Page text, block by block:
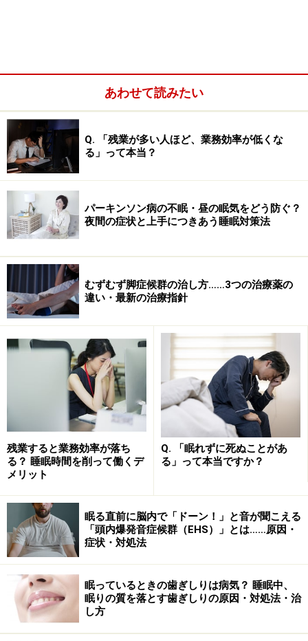
「花粉症の薬を飲むと眠くなる」理由
に含まれているくしゃみや鼻水を抑えるための成分「抗
ヒスタミン薬」の副作用です。
ヒスタミンのはたらきについては、上でご説明した通
り。花粉症の症状を抑えるために抗ヒスタミン薬を飲む
と、脳でもヒスタミンの働きがブロックされてしまうた
め、起きていられなくなり、だんだん眠くなってくるの
第2世代の抗ヒスタミン薬は副作用の眠気が
少ないのが特徴
花粉に触れないことも、大切です
同じ抗ヒスタミン薬でも、眠気が少ないものもありま
す。「第2世代」と呼ばれるもので、第1世代の抗ヒスタ
ミン薬に比べて、副作用が少なくなりました。最近では
医療機関で処方される抗ヒスタミン薬の多くが第2世代
あわせて読みたい
Q. 「残業が多い人ほど、業務効率が低くな
る」って本当？
パーキンソン病の不眠・昼の眠気をどう防ぐ？
夜間の症状と上手につきあう睡眠対策法
むずむず脚症候群の治し方……3つの治療薬の
違い・最新の治療指針
残業すると業務効率が落ち
る？ 睡眠時間を削って働くデ
メリット
Q. 「眠れずに死ぬことがあ
る」って本当ですか？
眠る直前に脳内で「ドーン！」と音が聞こえる
「頭内爆発音症候群（EHS）」とは……原因・
症状・対処法
眠っているときの歯ぎしりは病気？ 睡眠中、
眠りの質を落とす歯ぎしりの原因・対処法・治
し方